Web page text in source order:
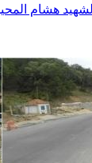
الشهيد هشام